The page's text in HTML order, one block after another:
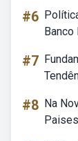
#6
#7
#8 Na